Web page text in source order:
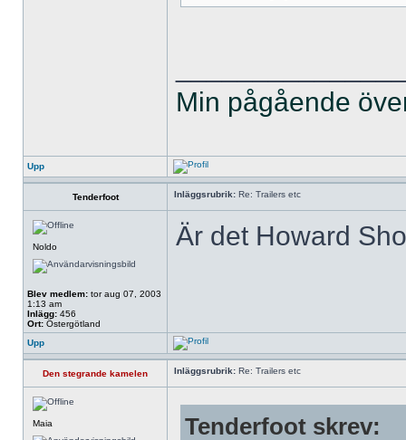
Min pågående
Upp
Tenderfoot Inläggsrubrik: Re: Trailers etc
Noldo
Blev medlem: tor aug 07, 2003
1:13 am
Inlägg: 456
Ort: Östergötland
Är det Howard
Upp
Den stegrande kamelen Inläggsrubrik: Re: Trailers etc
Maia Tenderfoot skrev: